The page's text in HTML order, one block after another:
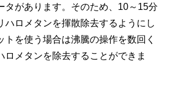
タがあります。そのため、10～15分
ハロメタンを揮散除去するようにし
トを使う場合は沸騰の操作を数回く
ロメタンを除去することができま